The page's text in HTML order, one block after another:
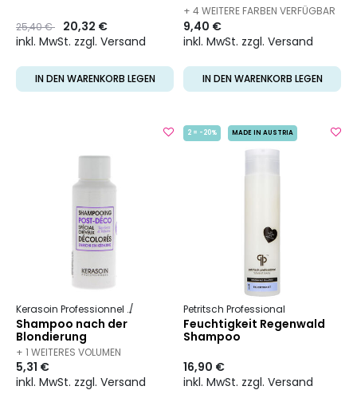
Preis
25,40 €to 20,32 €
inkl. MwSt. zzgl. Versand
IN DEN WARENKORB LEGEN
+ 4 WEITERE FARBEN VERFÜGBAR
9,40 €
inkl. MwSt. zzgl. Versand
IN DEN WARENKORB LEGEN
Kerasoin Professionnel Shampoo und Haarpflege
Shampoo nach der
Blondierung
+ 1 WEITERES VOLUMEN
VERFÜGBAR
5,31 €
inkl. MwSt. zzgl. Versand
2 = -20% MADE IN AUSTRIA
Petritsch Professional
Feuchtigkeit Regenwald
Shampoo
16,90 €
inkl. MwSt. zzgl. Versand